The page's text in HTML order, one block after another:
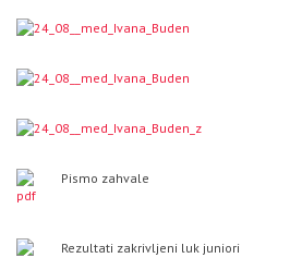
Pismo zahvale
Rezultati zakrivljeni luk juniori